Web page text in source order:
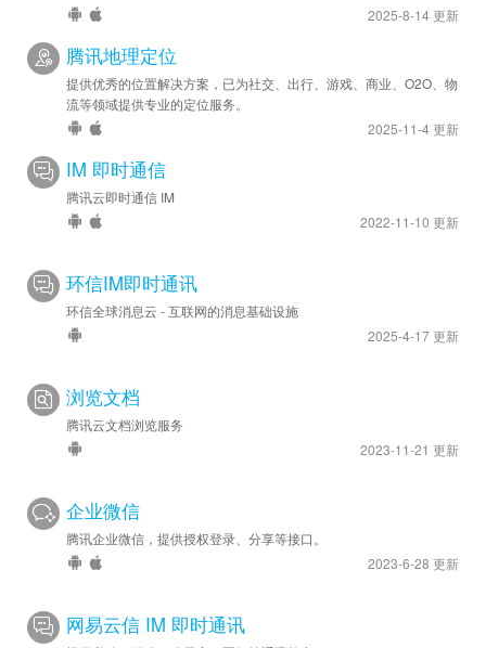
2025-8-14 更新
腾讯地理定位
提供优秀的位置解决方案，已为社交、出行、游戏、商业、O2O、物
流等领域提供专业的定位服务。
2025-11-4 更新
IM 即时通信
腾讯云即时通信 IM
2022-11-10 更新
环信IM即时通讯
环信全球消息云 - 互联网的消息基础设施
2025-4-17 更新
浏览文档
腾讯云文档浏览服务
2023-11-21 更新
企业微信
腾讯企业微信，提供授权登录、分享等接口。
2023-6-28 更新
网易云信 IM 即时通讯